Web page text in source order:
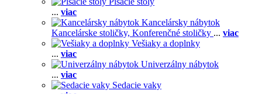
... viac
Kancelársky nábytok
Kancelárske stoličky, Konferenčné stoličky ... viac
Vešiaky a doplnky
... viac
Univerzálny nábytok
... viac
Sedacie vaky